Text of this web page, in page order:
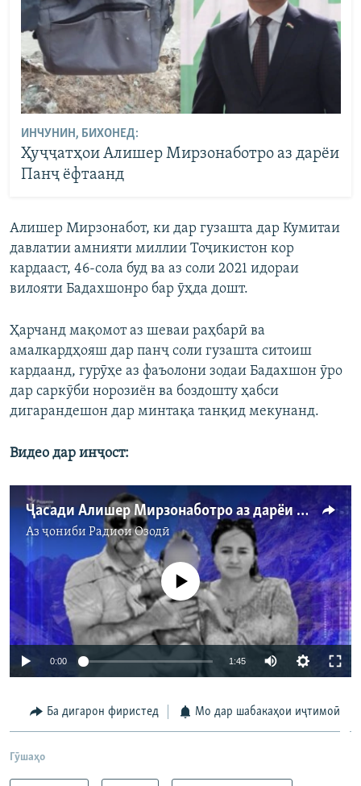
ИНЧУНИН, БИХОНЕД:
Ҳуҷҷатҳои Алишер Мирзонаботро аз дарёи
Панҷ ёфтаанд
Алишер Мирзонабот, ки дар гузашта дар Кумитаи
давлатии амнияти миллии Тоҷикистон кор
кардааст, 46-сола буд ва аз соли 2021 идораи
вилояти Бадахшонро бар ӯҳда дошт.
Ҳарчанд мақомот аз шеваи раҳбарӣ ва
амалкардҳояш дар панҷ соли гузашта ситоиш
кардаанд, гурӯҳе аз фаъолони зодаи Бадахшон ӯро
дар саркӯби норозиён ва боздошту ҳабси
дигарандешон дар минтақа танқид мекунанд.
Видео дар инҷост:
Ҷасади Алишер Мирзонаботро аз дарёи Панҷ ёфтаанд
Аз ҷониби Радиои Озодӣ
720p 1080p
Феълан кор намекунад
0:00 1:45
360p
Ба дигарон фиристед Мо дар шабакаҳои иҷтимоӣ
Гӯшаҳо